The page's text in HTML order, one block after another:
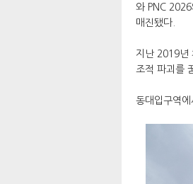
와 PNC
매진됐다.
지난 2019년
조적 파괴를
동대입구역에